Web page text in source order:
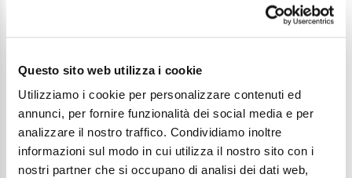
Questo sito web utilizza i cookie
Utilizziamo i cookie per personalizzare contenuti ed
annunci, per fornire funzionalità dei social media e per
analizzare il nostro traffico. Condividiamo inoltre
informazioni sul modo in cui utilizza il nostro sito con i
nostri partner che si occupano di analisi dei dati web,
Festa di Garibaldi 2026si
Costacon il tradizionale spettacolo di
fuochi d'artificio musicali.
Lo show, realizzato con il supporto della
Cooperativa Stabilimenti Balneari
Cesenatico, partirà da undici